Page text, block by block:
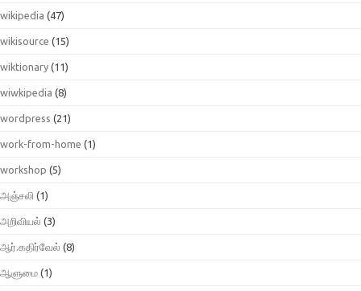
wikipedia (47)
wikisource (15)
wiktionary (11)
wiwkipedia (8)
wordpress (21)
work-from-home (1)
workshop (5)
அஞ்சலி (1)
அறிவியல் (3)
ஆர்.கதிர்வேல் (8)
ஆளுமை (1)